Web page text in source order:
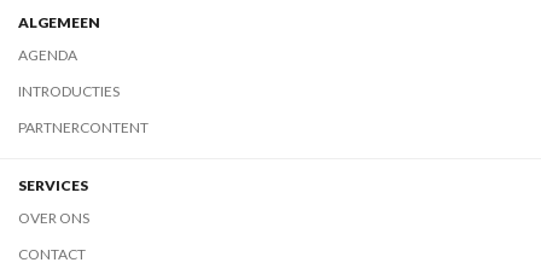
ALGEMEEN
AGENDA
INTRODUCTIES
PARTNERCONTENT
SERVICES
OVER ONS
CONTACT